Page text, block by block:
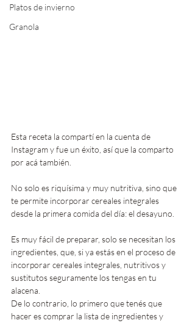
Platos de invierno
Granola
Esta receta la compartí en la cuenta de
Instagram y fue un éxito, así que la comparto
por acá también.
No solo es riquísima y muy nutritiva, sino que
te permite incorporar cereales integrales
desde la primera comida del día: el desayuno.
Es muy fácil de preparar, solo se necesitan los
ingredientes, que, si ya estás en el proceso de
incorporar cereales integrales, nutritivos y
sustitutos seguramente los tengas en tu
alacena.
De lo contrario, lo primero que tenés que
hacer es comprar la lista de ingredientes y